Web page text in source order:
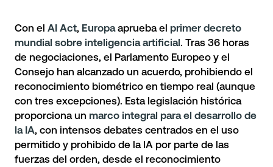
Con el AI Act, Europaaprueba el primer decreto
mundial sobre inteligencia artificial. Tras 36 horas
de negociaciones, el Parlamento Europeo y el
Consejo han alcanzado un acuerdo, prohibiendo el
reconocimiento biométrico en tiempo real (aunque
con tres excepciones). Esta legislación histórica
proporciona un marco integral para el desarrollo de
la IA, con intensos debates centrados en el uso
permitido y prohibido de la IA por parte de las
fuerzas del orden, desde el reconocimiento